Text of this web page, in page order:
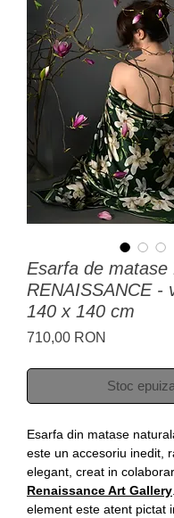
Esarfa de matase
RENAISSANCE -
140 x 140 cm
710,00 RON
Stoc
Esarfa din matase
este un accesoriu inedit,
elegant, creat in
Renaissance Art Gallery
element este atent pictat